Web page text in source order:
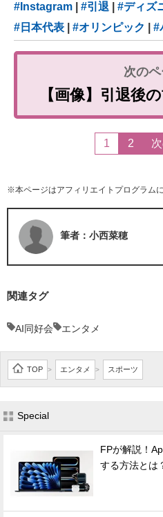
#Instagram #引退 #ディズ
#日本代表
#オリンピック #
【画像】引退後
1 2
※本ページはアフィリエイトプログラム
筆者：小西菜穂
関連タグ
AI同好会 エンタメ
TOP > エンタメ > スポーツ
Special
FPが解説！
する方法とは